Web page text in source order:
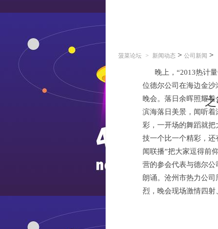
菠菜论坛 > 新闻动态 > 公司新闻 >
晚上，“2013热计
位德尔公司在海边金
晚会。落日余晖照耀
滨海落日美景，闻听
彩，一开场的舞蹈就
技一个比一个精彩，
闻联播”把大家逗得前
营的参会代表与德尔
朗诵。沧州市热力公
烈，晚会现场激情四